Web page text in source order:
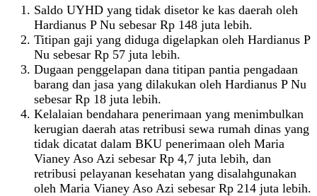
Saldo UYHD yang tidak disetor ke kas daerah oleh
Hardianus P Nu sebesar Rp 148 juta lebih.
Titipan gaji yang diduga digelapkan oleh Hardianus P
Nu sebesar Rp 57 juta lebih.
Dugaan penggelapan dana titipan pantia pengadaan
barang dan jasa yang dilakukan oleh Hardianus P Nu
sebesar Rp 18 juta lebih.
Kelalaian bendahara penerimaan yang menimbulkan
kerugian daerah atas retribusi sewa rumah dinas yang
tidak dicatat dalam BKU penerimaan oleh Maria
Vianey Aso Azi sebesar Rp 4,7 juta lebih, dan
retribusi pelayanan kesehatan yang disalahgunakan
oleh Maria Vianey Aso Azi sebesar Rp 214 juta lebih.